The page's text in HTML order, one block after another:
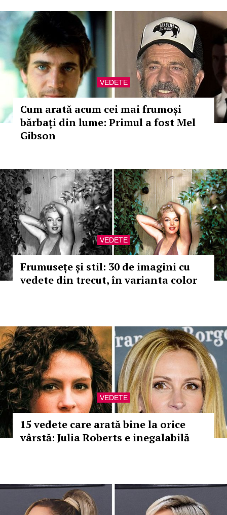
VEDETE
Cum arată acum cei mai frumoși
bărbați din lume: Primul a fost Mel
Gibson
VEDETE
Frumusețe și stil: 30 de imagini cu
vedete din trecut, în varianta color
VEDETE
15 vedete care arată bine la orice
vârstă: Julia Roberts e inegalabilă